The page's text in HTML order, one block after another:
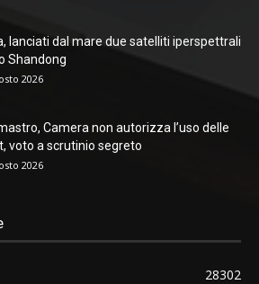
lanciati dal mare due satelliti iperspettrali
Shandong
2026
Camera non autorizza l’uso delle
voto a scrutinio segreto
2026
28302